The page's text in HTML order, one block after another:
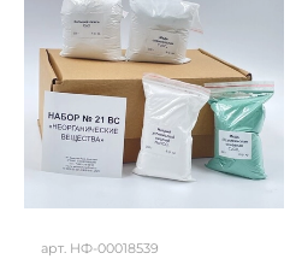
арт. НФ-00018539